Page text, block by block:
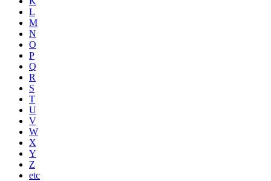
L
M
N
O
P
Q
R
S
T
U
V
W
X
Y
Z
etc